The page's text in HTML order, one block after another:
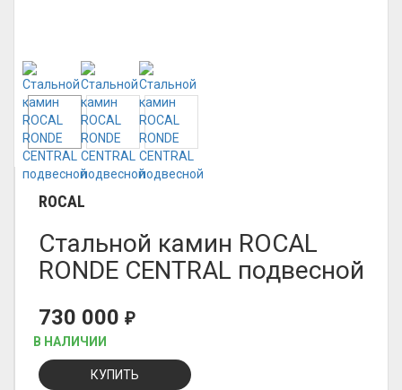
ROCAL
Стальной камин ROCAL
RONDE CENTRAL подвесной
730 000 ₽
В НАЛИЧИИ
КУПИТЬ